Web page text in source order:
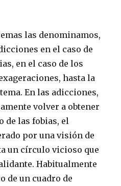
las denominamos,
en el caso de
en el caso de los
hasta la
En las adicciones,
volver a obtener
de las fobias, el
por una visión de
un círculo vicioso que
Habitualmente
de un cuadro de